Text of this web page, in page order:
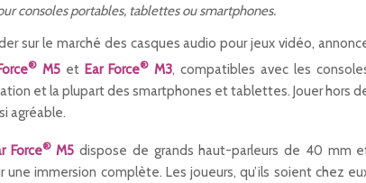
consoles portables, tablettes ou smartphones.
sur le marché des casques audio pour jeux vidéo,
® M5 et Ear Force® M3, compatibles avec les
et la plupart des smartphones et tablettes. Jouer hors
agréable.
Force®M5 dispose de grands haut-parleurs de 40 mm
une immersion complète. Les joueurs, qu’ils soient chez